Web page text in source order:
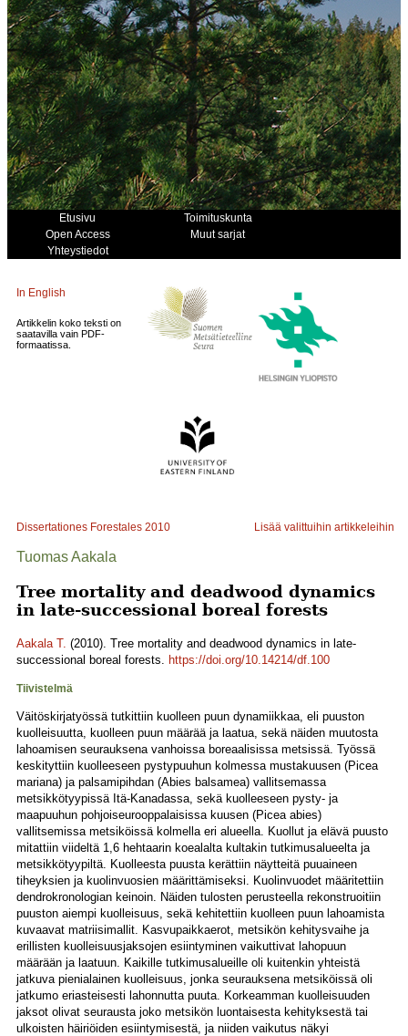
Etusivu
Toimituskunta
Open Access
Muut sarjat
Yhteystiedot
In English
Artikkelin koko teksti on
saatavilla vain PDF-
formaatissa.
Dissertationes Forestales 2010 Lisää valittuihin artikkeleihin
Tuomas Aakala
Tree mortality and deadwood dynamics
in late-successional boreal forests
Aakala T. (2010). Tree mortality and deadwood dynamics in late-
successional boreal forests. https://doi.org/10.14214/df.100
Tiivistelmä
Väitöskirjatyössä tutkittiin kuolleen puun dynamiikkaa, eli puuston
kuolleisuutta, kuolleen puun määrää ja laatua, sekä näiden muutosta
lahoamisen seurauksena vanhoissa boreaalisissa metsissä. Työssä
keskityttiin kuolleeseen pystypuuhun kolmessa mustakuusen (Picea
mariana) ja palsamipihdan (Abies balsamea) vallitsemassa
metsikkötyypissä Itä-Kanadassa, sekä kuolleeseen pysty- ja
maapuuhun pohjoiseurooppalaisissa kuusen (Picea abies)
vallitsemissa metsiköissä kolmella eri alueella. Kuollut ja elävä puusto
mitattiin viideltä 1,6 hehtaarin koealalta kultakin tutkimusalueelta ja
metsikkötyypiltä. Kuolleesta puusta kerättiin näytteitä puuaineen
tiheyksien ja kuolinvuosien määrittämiseksi. Kuolinvuodet määritettiin
dendrokronologian keinoin. Näiden tulosten perusteella rekonstruoitiin
puuston aiempi kuolleisuus, sekä kehitettiin kuolleen puun lahoamista
kuvaavat matriisimallit. Kasvupaikkaerot, metsikön kehitysvaihe ja
erillisten kuolleisuusjaksojen esiintyminen vaikuttivat lahopuun
määrään ja laatuun. Kaikille tutkimusalueille oli kuitenkin yhteistä
jatkuva pienialainen kuolleisuus, jonka seurauksena metsiköissä oli
jatkumo eriasteisesti lahonnutta puuta. Korkeamman kuolleisuuden
jaksot olivat seurausta joko metsikön luontaisesta kehityksestä tai
ulkoisten häiriöiden esiintymisestä, ja niiden vaikutus näkyi